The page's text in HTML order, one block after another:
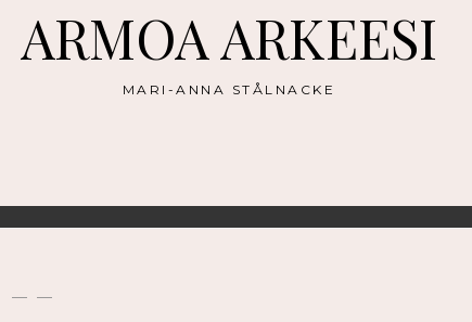
ARMOA ARKEESI
MARI-ANNA STÅLNACKE
— —